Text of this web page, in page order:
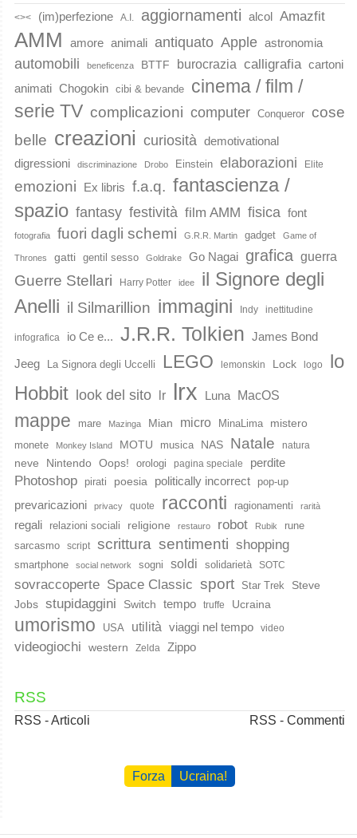
<>< (im)perfezione A.I. aggiornamenti alcol Amazfit
AMM amore animali antiquato Apple astronomia
automobili beneficenza BTTF burocrazia calligrafia cartoni
animati Chogokin cibi & bevande
cinema / film /
serie TV complicazioni computer Conqueror
cose
belle creazioni curiosità demotivational
digressioni
discriminazione Drobo Einstein elaborazioni Elite
emozioni Ex libris f.a.q. fantascienza /
spazio fantasy festività film AMM fisica font
fotografia fuori dagli schemi G.R.R. Martin gadget Game of
Thrones gatti gentil sesso Goldrake Go Nagai grafica guerra
Guerre Stellari Harry Potter idee
il Signore degli
Anelli il Silmarillion immagini Indy inettitudine
infografica io Ce e... J.R.R. Tolkien James Bond
Jeeg La Signora degli Uccelli LEGO lemonskin Lock logo
lo
Hobbit
look del sito lr lrx Luna MacOS
mappe mare Mazinga Mian micro MinaLima mistero
monete Monkey Island MOTU musica NAS Natale natura
neve Nintendo Oops! orologi pagina speciale perdite
Photoshop pirati poesia politically incorrect pop-up
prevaricazioni privacy quote racconti ragionamenti rarità
regali relazioni sociali religione restauro robot Rubik
rune
sarcasmo
script scrittura sentimenti shopping
smartphone social network sogni soldi solidarietà SOTC
sovraccoperte Space Classic sport Star Trek
Steve
Jobs stupidaggini Switch tempo truffe Ucraina
umorismo USA utilità viaggi nel tempo video
videogiochi western Zelda Zippo
RSS
RSS - Articoli RSS - Commenti
Forza Ucraina!